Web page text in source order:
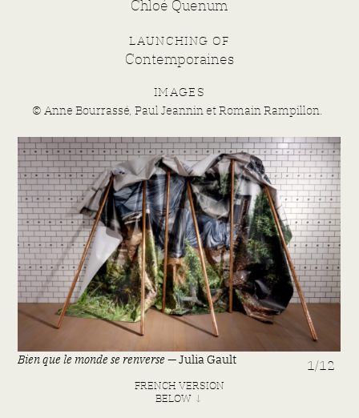
Chloé Quenum
LAUNCHING OF
Contemporaines
IMAGES
© Anne Bourrassé, Paul Jeannin et Romain Rampillon.
Bien que le monde se renverse —Julia Gault 1/12
FRENCH VERSION
BELOW ↓